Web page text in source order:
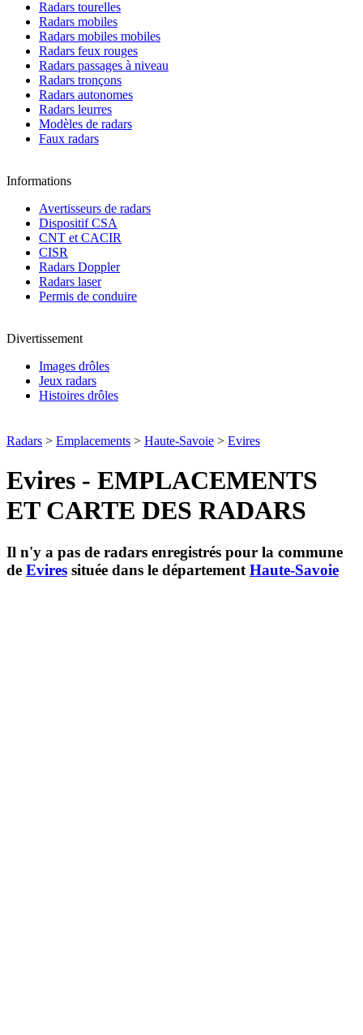
Radars tourelles
Radars mobiles
Radars mobiles mobiles
Radars feux rouges
Radars passages à niveau
Radars tronçons
Radars autonomes
Radars leurres
Modèles de radars
Faux radars
Informations
Avertisseurs de radars
Dispositif CSA
CNT et CACIR
CISR
Radars Doppler
Radars laser
Permis de conduire
Divertissement
Images drôles
Jeux radars
Histoires drôles
Radars > Emplacements > Haute-Savoie > Evires
Evires - EMPLACEMENTS
ET CARTE DES RADARS
Il n'y a pas de radars enregistrés pour la commune
de Evires située dans le département Haute-Savoie